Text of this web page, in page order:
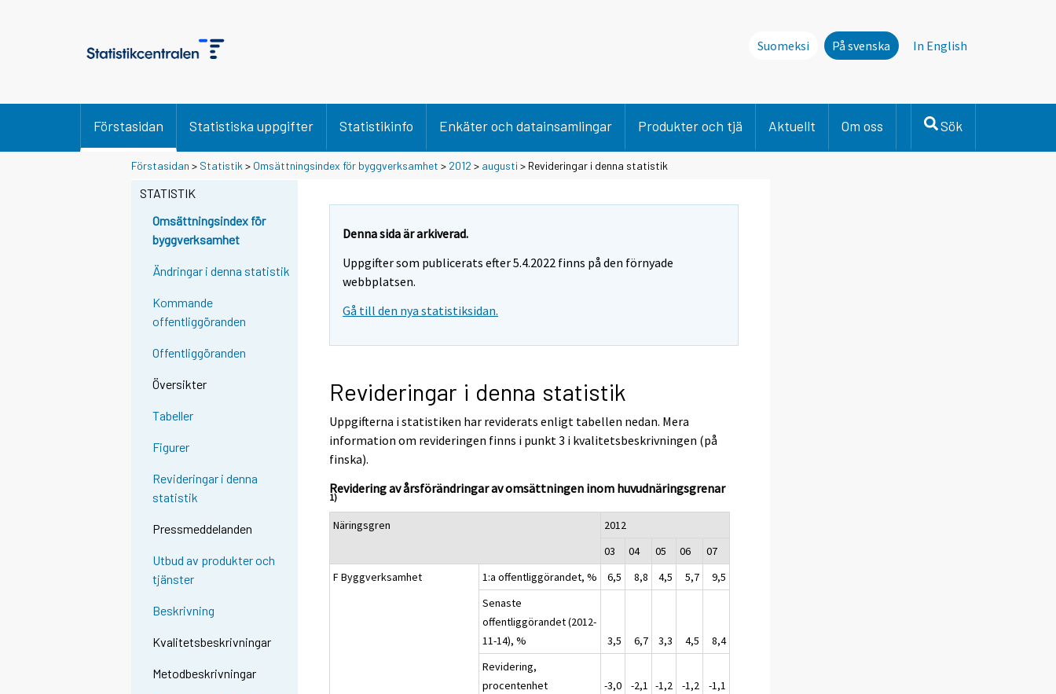
Suomeksi På svenska In English
Förstasidan Statistiska uppgifter Statistikinfo Enkäter och datainsamlingar Produkter och tjä Aktuellt Om oss Sök
Förstasidan > Statistik > Omsättningsindex för byggverksamhet > 2012 > augusti > Revideringar i denna statistik
STATISTIK
Omsättningsindex för
byggverksamhet
Ändringar i denna statistik
Kommande
offentliggöranden
Offentliggöranden
Översikter
Tabeller
Figurer
Revideringar i denna
statistik
Pressmeddelanden
Utbud av produkter och
tjänster
Beskrivning
Kvalitetsbeskrivningar
Metodbeskrivningar
Denna sida är arkiverad.
Uppgifter som publicerats efter 5.4.2022 finns på den förnyade
webbplatsen.
Gå till den nya statistiksidan.
Revideringar i denna statistik
Uppgifterna i statistiken har reviderats enligt tabellen nedan. Mera
information om revideringen finns i punkt 3 i kvalitetsbeskrivningen (på
finska).
Revidering av årsförändringar av omsättningen inom huvudnäringsgrenar
1)
Näringsgren
2012
03
04 05 06
07
F Byggverksamhet
1:a offentliggörandet, % 6,5 8,8 4,5 5,7
9,5
Senaste
offentliggörandet (2012-
11-14), %
3,5 6,7 3,3 4,5
8,4
Revidering,
procentenhet
-3,0 -2,1 -1,2 -1,2
-1,1